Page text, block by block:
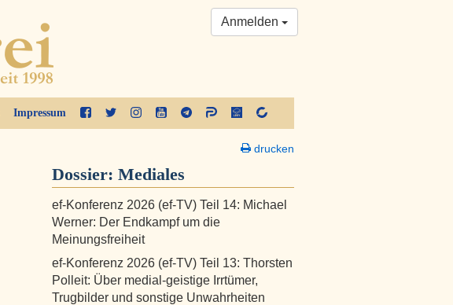
Impressum
Anmelden
drucken
Dossier: Mediales
ef-Konferenz 2026 (ef-TV) Teil 14: Michael
Werner: Der Endkampf um die
Meinungsfreiheit
ef-Konferenz 2026 (ef-TV) Teil 13: Thorsten
Polleit: Über medial-geistige Irrtümer,
Trugbilder und sonstige Unwahrheiten